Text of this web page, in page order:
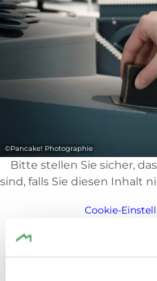
©Pancake! Photographie
Bitte stellen Sie sicher,
sind, falls Sie diesen Inhalt
Cookie-